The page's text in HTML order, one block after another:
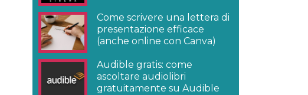
Come scrivere una lettera di
presentazione efficace
(anche online con Canva)
Audible gratis: come
ascoltare audiolibri
gratuitamente su Audible